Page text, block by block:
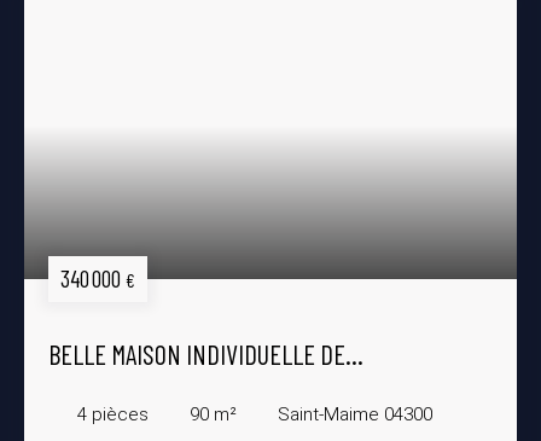
340 000 €
BELLE MAISON INDIVIDUELLE DE
4 pièces 90 m² Saint-Maime 04300